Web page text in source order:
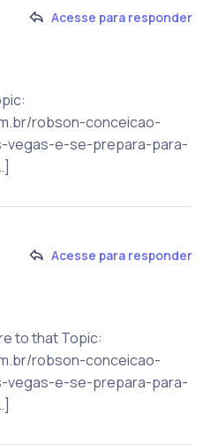
Acesse para responder
robson-conceicao-
vegas-e-se-prepara-para-
Acesse para responder
to that Topic:
robson-conceicao-
vegas-e-se-prepara-para-